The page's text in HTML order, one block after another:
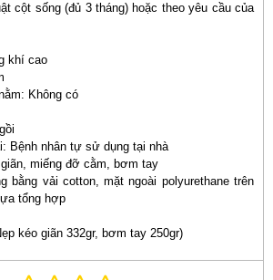
cột sống (đủ 3 tháng) hoặc theo yêu cầu của
khí cao
Không có
Bệnh nhân tự sử dụng tại nhà
miếng đỡ cằm, bơm tay
bằng vải cotton, mặt ngoài polyurethane trên
tổng hợp
kéo giãn 332gr, bơm tay 250gr)